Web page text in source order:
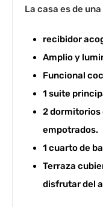
La casa es de
recibidor
Amplio y
Funcional
1 suite
2 dormitorios
empotrados.
1 cuarto de
Terraza
disfrutar del